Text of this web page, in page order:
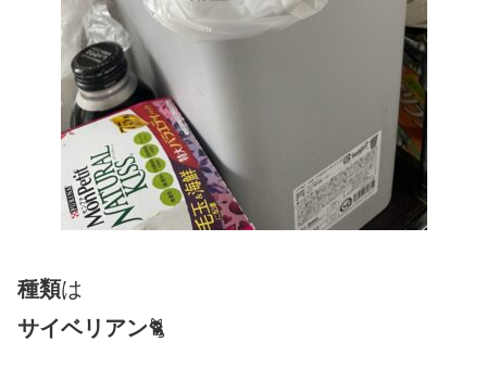
種類は
サイベリアン🐈